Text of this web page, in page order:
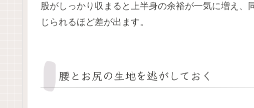
股がしっかり収まると上半身の余裕が一気に増え
じられるほど差が出ます。
腰とお尻の生地を逃がしておく